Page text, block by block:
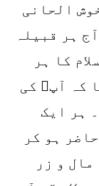
الحانی
ہر قبیلہ
کا ہر
کہ آپﷺ کی
ہر ایک
ہو کر
و زر